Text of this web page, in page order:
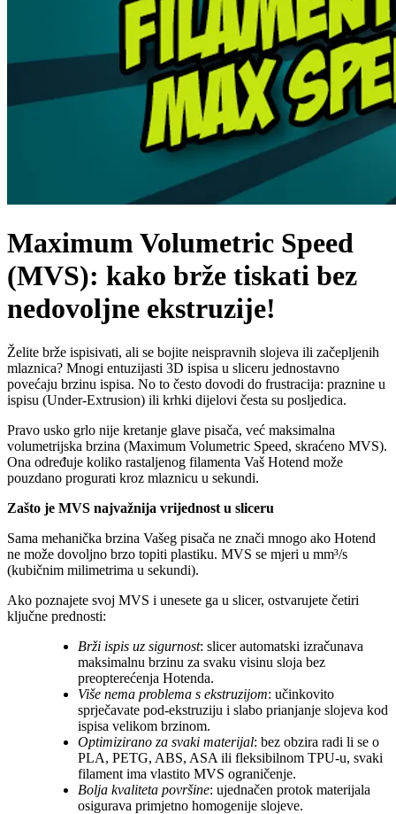
Maximum Volumetric Speed
(MVS): kako brže tiskati bez
nedovoljne ekstruzije!
Želite brže ispisivati, ali se bojite neispravnih slojeva ili začepljenih
mlaznica? Mnogi entuzijasti 3D ispisa u sliceru jednostavno
povećaju brzinu ispisa. No to često dovodi do frustracija: praznine u
ispisu (Under-Extrusion) ili krhki dijelovi česta su posljedica.
Pravo usko grlo nije kretanje glave pisača, već maksimalna
volumetrijska brzina (Maximum Volumetric Speed, skraćeno MVS).
Ona određuje koliko rastaljenog filamenta Vaš Hotend može
pouzdano progurati kroz mlaznicu u sekundi.
Zašto je MVS najvažnija vrijednost u sliceru
Sama mehanička brzina Vašeg pisača ne znači mnogo ako Hotend
ne može dovoljno brzo topiti plastiku. MVS se mjeri u mm³/s
(kubičnim milimetrima u sekundi).
Ako poznajete svoj MVS i unesete ga u slicer, ostvarujete četiri
ključne prednosti:
Brži ispis uz sigurnost: slicer automatski izračunava
maksimalnu brzinu za svaku visinu sloja bez
preopterećenja Hotenda.
Više nema problema s ekstruzijom: učinkovito
sprječavate pod-ekstruziju i slabo prianjanje slojeva kod
ispisa velikom brzinom.
Optimizirano za svaki materijal: bez obzira radi li se o
PLA, PETG, ABS, ASA ili fleksibilnom TPU-u, svaki
filament ima vlastito MVS ograničenje.
Bolja kvaliteta površine: ujednačen protok materijala
osigurava primjetno homogenije slojeve.